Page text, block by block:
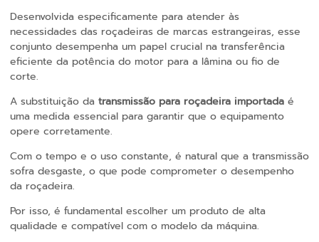
Desenvolvida especificamente para atender às
necessidades das roçadeiras de marcas estrangeiras, esse
conjunto desempenha um papel crucial na transferência
eficiente da potência do motor para a lâmina ou fio de
corte.
A substituição da transmissão para roçadeira importada é
uma medida essencial para garantir que o equipamento
opere corretamente.
Com o tempo e o uso constante, é natural que a transmissão
sofra desgaste, o que pode comprometer o desempenho
da roçadeira.
Por isso, é fundamental escolher um produto de alta
qualidade e compatível com o modelo da máquina.